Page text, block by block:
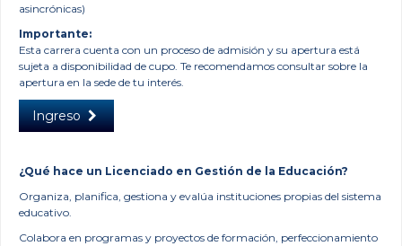
asincrónicas)
Importante:
Esta carrera cuenta con un proceso de admisión y su apertura está
sujeta a disponibilidad de cupo. Te recomendamos consultar sobre la
apertura en la sede de tu interés.
Ingreso
¿Qué hace un Licenciado en Gestión de la Educación?
Organiza, planifica, gestiona y evalúa instituciones propias del sistema
educativo.
Colabora en programas y proyectos de formación, perfeccionamiento